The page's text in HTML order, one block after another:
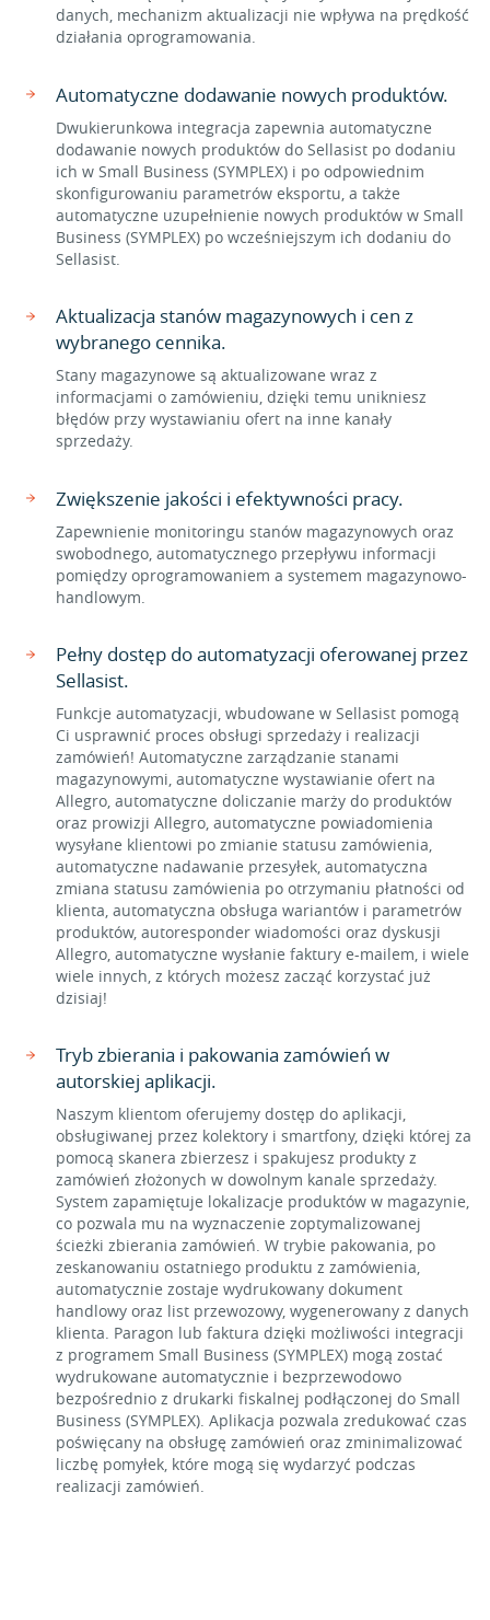
danych, mechanizm aktualizacji nie wpływa na prędkość
działania oprogramowania.
Automatyczne dodawanie nowych produktów.
Dwukierunkowa integracja zapewnia automatyczne
dodawanie nowych produktów do Sellasist po dodaniu
ich w Small Business (SYMPLEX) i po odpowiednim
skonfigurowaniu parametrów eksportu, a także
automatyczne uzupełnienie nowych produktów w Small
Business (SYMPLEX) po wcześniejszym ich dodaniu do
Sellasist.
Aktualizacja stanów magazynowych i cen z
wybranego cennika.
Stany magazynowe są aktualizowane wraz z
informacjami o zamówieniu, dzięki temu unikniesz
błędów przy wystawianiu ofert na inne kanały
sprzedaży.
Zwiększenie jakości i efektywności pracy.
Zapewnienie monitoringu stanów magazynowych oraz
swobodnego, automatycznego przepływu informacji
pomiędzy oprogramowaniem a systemem magazynowo-
handlowym.
Pełny dostęp do automatyzacji oferowanej przez
Sellasist.
Funkcje automatyzacji, wbudowane w Sellasist pomogą
Ci usprawnić proces obsługi sprzedaży i realizacji
zamówień! Automatyczne zarządzanie stanami
magazynowymi, automatyczne wystawianie ofert na
Allegro, automatyczne doliczanie marży do produktów
oraz prowizji Allegro, automatyczne powiadomienia
wysyłane klientowi po zmianie statusu zamówienia,
automatyczne nadawanie przesyłek, automatyczna
zmiana statusu zamówienia po otrzymaniu płatności od
klienta, automatyczna obsługa wariantów i parametrów
produktów, autoresponder wiadomości oraz dyskusji
Allegro, automatyczne wysłanie faktury e-mailem, i wiele
wiele innych, z których możesz zacząć korzystać już
dzisiaj!
Tryb zbierania i pakowania zamówień w
autorskiej aplikacji.
Naszym klientom oferujemy dostęp do aplikacji,
obsługiwanej przez kolektory i smartfony, dzięki której za
pomocą skanera zbierzesz i spakujesz produkty z
zamówień złożonych w dowolnym kanale sprzedaży.
System zapamiętuje lokalizacje produktów w magazynie,
co pozwala mu na wyznaczenie zoptymalizowanej
ścieżki zbierania zamówień. W trybie pakowania, po
zeskanowaniu ostatniego produktu z zamówienia,
automatycznie zostaje wydrukowany dokument
handlowy oraz list przewozowy, wygenerowany z danych
klienta. Paragon lub faktura dzięki możliwości integracji
z programem Small Business (SYMPLEX) mogą zostać
wydrukowane automatycznie i bezprzewodowo
bezpośrednio z drukarki fiskalnej podłączonej do Small
Business (SYMPLEX). Aplikacja pozwala zredukować czas
poświęcany na obsługę zamówień oraz zminimalizować
liczbę pomyłek, które mogą się wydarzyć podczas
realizacji zamówień.